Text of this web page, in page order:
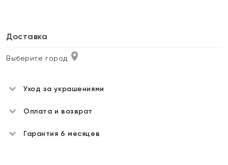
Доставка
Выберите город
Уход за украшениями
Оплата и возврат
Гарантия 6 месяцев